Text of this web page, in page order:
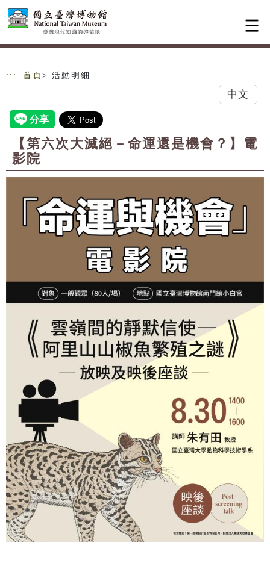
跳到主要內容
網站導覽
::: 首頁 > 活動明細
中文
【第六次大滅絕－命運還是機會？】電
影院